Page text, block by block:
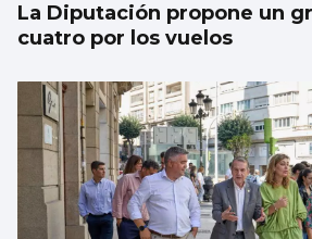
La Diputación propone un
cuatro por los vuelos